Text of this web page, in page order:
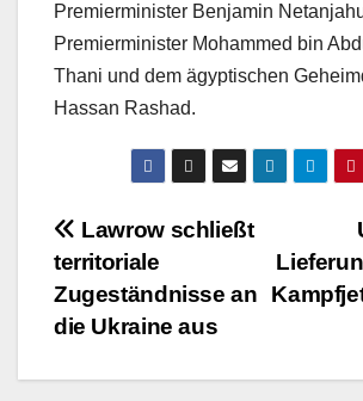
Premierminister Benjamin
Premierminister Mohammed bin
Thani und dem ägyptischen
Hassan Rashad.
Lawrow schließt
territoriale
Zugeständnisse an
die Ukraine aus